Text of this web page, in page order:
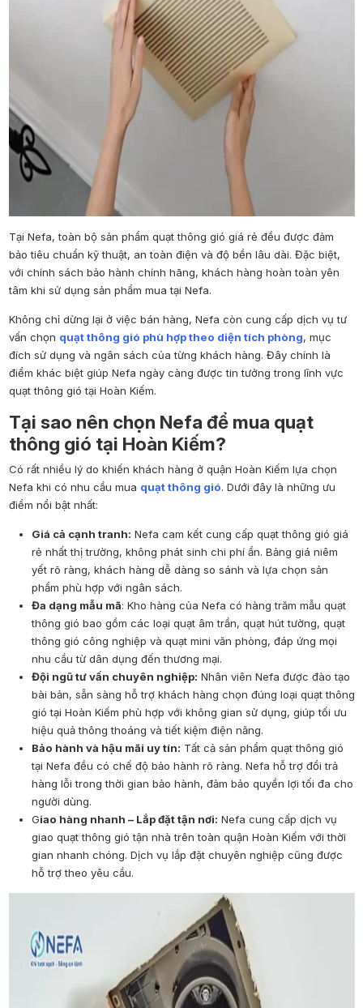
Tại Nefa, toàn bộ sản phẩm quạt thông gió giá rẻ đều được đảm
bảo tiêu chuẩn kỹ thuật, an toàn điện và độ bền lâu dài. Đặc biệt,
với chính sách bảo hành chính hãng, khách hàng hoàn toàn yên
tâm khi sử dụng sản phẩm mua tại Nefa.
Không chỉ dừng lại ở việc bán hàng, Nefa còn cung cấp dịch vụ tư
vấn chọn quạt thông gió phù hợp theo diện tích phòng, mục
đích sử dụng và ngân sách của từng khách hàng. Đây chính là
điểm khác biệt giúp Nefa ngày càng được tin tưởng trong lĩnh vực
quạt thông gió tại Hoàn Kiếm.
Tại sao nên chọn Nefa để mua quạt
thông gió tại Hoàn Kiếm?
Có rất nhiều lý do khiến khách hàng ở quận Hoàn Kiếm lựa chọn
Nefa khi có nhu cầu mua quạt thông gió. Dưới đây là những ưu
điểm nổi bật nhất:
Giá cả cạnh tranh: Nefa cam kết cung cấp quạt thông gió giá
rẻ nhất thị trường, không phát sinh chi phí ẩn. Bảng giá niêm
yết rõ ràng, khách hàng dễ dàng so sánh và lựa chọn sản
phẩm phù hợp với ngân sách.
Đa dạng mẫu mã: Kho hàng của Nefa có hàng trăm mẫu quạt
thông gió bao gồm các loại quạt âm trần, quạt hút tường, quạt
thông gió công nghiệp và quạt mini văn phòng, đáp ứng mọi
nhu cầu từ dân dụng đến thương mại.
Đội ngũ tư vấn chuyên nghiệp: Nhân viên Nefa được đào tạo
bài bản, sẵn sàng hỗ trợ khách hàng chọn đúng loại quạt thông
gió tại Hoàn Kiếm phù hợp với không gian sử dụng, giúp tối ưu
hiệu quả thông thoáng và tiết kiệm điện năng.
Bảo hành và hậu mãi uy tín: Tất cả sản phẩm quạt thông gió
tại Nefa đều có chế độ bảo hành rõ ràng. Nefa hỗ trợ đổi trả
hàng lỗi trong thời gian bảo hành, đảm bảo quyền lợi tối đa cho
người dùng.
Giao hàng nhanh – Lắp đặt tận nơi: Nefa cung cấp dịch vụ
giao quạt thông gió tận nhà trên toàn quận Hoàn Kiếm với thời
gian nhanh chóng. Dịch vụ lắp đặt chuyên nghiệp cũng được
hỗ trợ theo yêu cầu.